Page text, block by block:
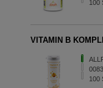
100
VITAMIN B
100